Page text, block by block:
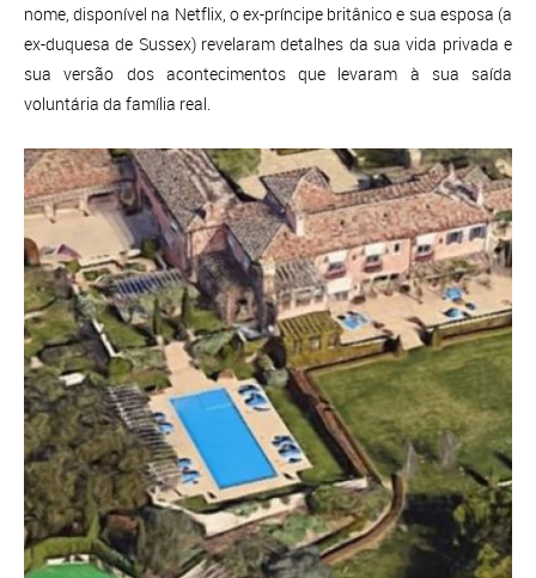
nome, disponível na Netflix, o ex-príncipe britânico e sua esposa (a
ex-duquesa de Sussex) revelaram detalhes da sua vida privada e
sua versão dos acontecimentos que levaram à sua saída
voluntária da família real.